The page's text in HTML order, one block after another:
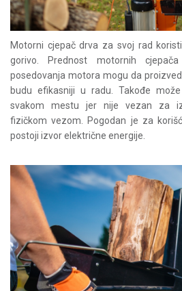
Motorni cjepač drva za svoj rad
gorivo. Prednost motornih
posedovanja motora mogu da
budu efikasniji u radu. Takođe
svakom mestu jer nije vezan za
fizičkom vezom. Pogodan je za
postoji izvor električne energije.